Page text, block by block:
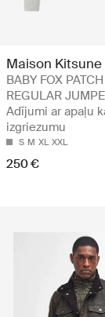
Maison Kitsune
BABY FOX PATCH
REGULAR
Adījumi ar apaļu
izgriezumu
S M XL XXL
250 €